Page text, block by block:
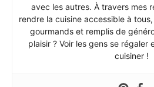
avec les autres. À travers mes
rendre la cuisine accessible à
gourmands et remplis de
plaisir ? Voir les gens se régaler
cuisiner !